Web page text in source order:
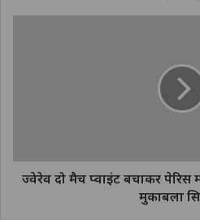
ज्वेरेव दो मैच प्वाइंट बचाकर
मुकाबला